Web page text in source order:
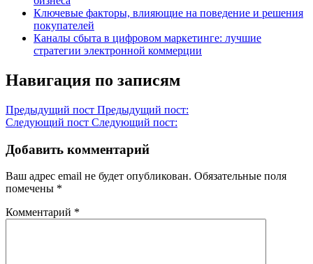
Ключевые факторы, влияющие на поведение и решения
покупателей
Каналы сбыта в цифровом маркетинге: лучшие
стратегии электронной коммерции
Навигация по записям
Предыдущий пост Предыдущий пост:
Следующий пост Следующий пост:
Добавить комментарий
Ваш адрес email не будет опубликован. Обязательные поля
помечены *
Комментарий *